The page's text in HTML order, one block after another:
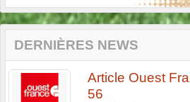
DERNIÈRES NEWS
Article Ouest
56